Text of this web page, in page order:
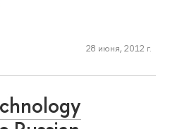
28 июня, 2012 г.